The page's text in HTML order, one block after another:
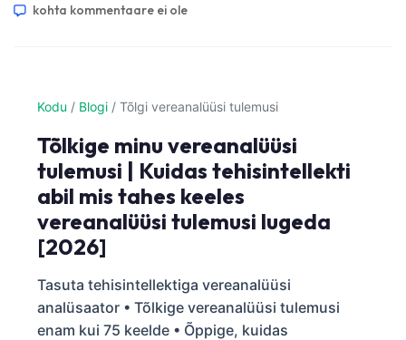
kohta kommentaare ei ole
Kodu / Blogi / Tõlgi vereanalüüsi tulemusi
Tõlkige minu vereanalüüsi
tulemusi | Kuidas tehisintellekti
abil mis tahes keeles
vereanalüüsi tulemusi lugeda
[2026]
Tasuta tehisintellektiga vereanalüüsi
analüsaator • Tõlkige vereanalüüsi tulemusi
enam kui 75 keelde • Õppige, kuidas